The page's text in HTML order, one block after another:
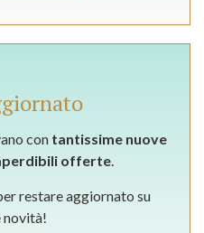
con tantissime nuove
offerte.
restare aggiornato su
novità!